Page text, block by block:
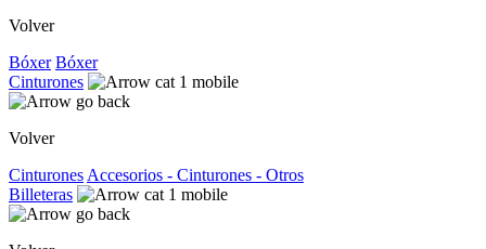
Volver
Bóxer Bóxer
Cinturones
Volver
Cinturones Accesorios - Cinturones - Otros
Billeteras